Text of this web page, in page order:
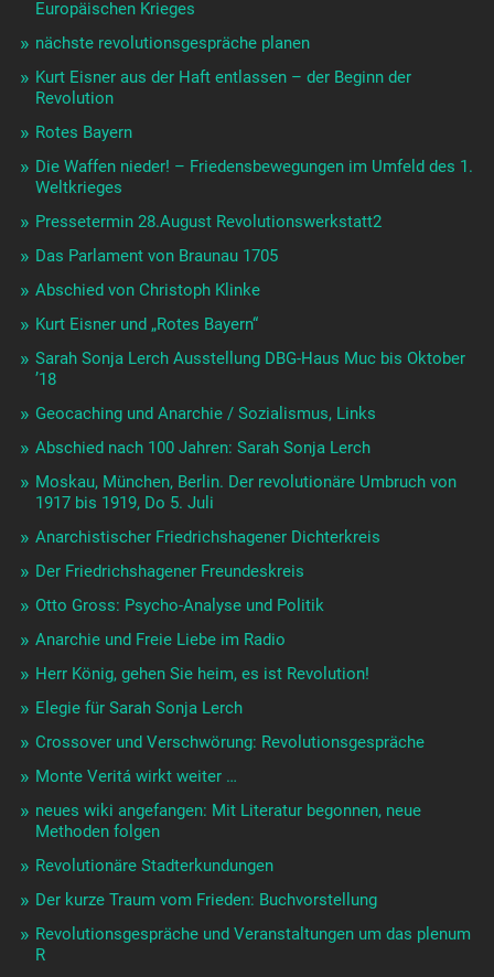
Europäischen Krieges
nächste revolutionsgespräche planen
Kurt Eisner aus der Haft entlassen – der Beginn der
Revolution
Rotes Bayern
Die Waffen nieder! – Friedensbewegungen im Umfeld des 1.
Weltkrieges
Pressetermin 28.August Revolutionswerkstatt2
Das Parlament von Braunau 1705
Abschied von Christoph Klinke
Kurt Eisner und „Rotes Bayern“
Sarah Sonja Lerch Ausstellung DBG-Haus Muc bis Oktober
’18
Geocaching und Anarchie / Sozialismus, Links
Abschied nach 100 Jahren: Sarah Sonja Lerch
Moskau, München, Berlin. Der revolutionäre Umbruch von
1917 bis 1919, Do 5. Juli
Anarchistischer Friedrichshagener Dichterkreis
Der Friedrichshagener Freundeskreis
Otto Gross: Psycho-Analyse und Politik
Anarchie und Freie Liebe im Radio
Herr König, gehen Sie heim, es ist Revolution!
Elegie für Sarah Sonja Lerch
Crossover und Verschwörung: Revolutionsgespräche
Monte Veritá wirkt weiter …
neues wiki angefangen: Mit Literatur begonnen, neue
Methoden folgen
Revolutionäre Stadterkundungen
Der kurze Traum vom Frieden: Buchvorstellung
Revolutionsgespräche und Veranstaltungen um das plenum
R